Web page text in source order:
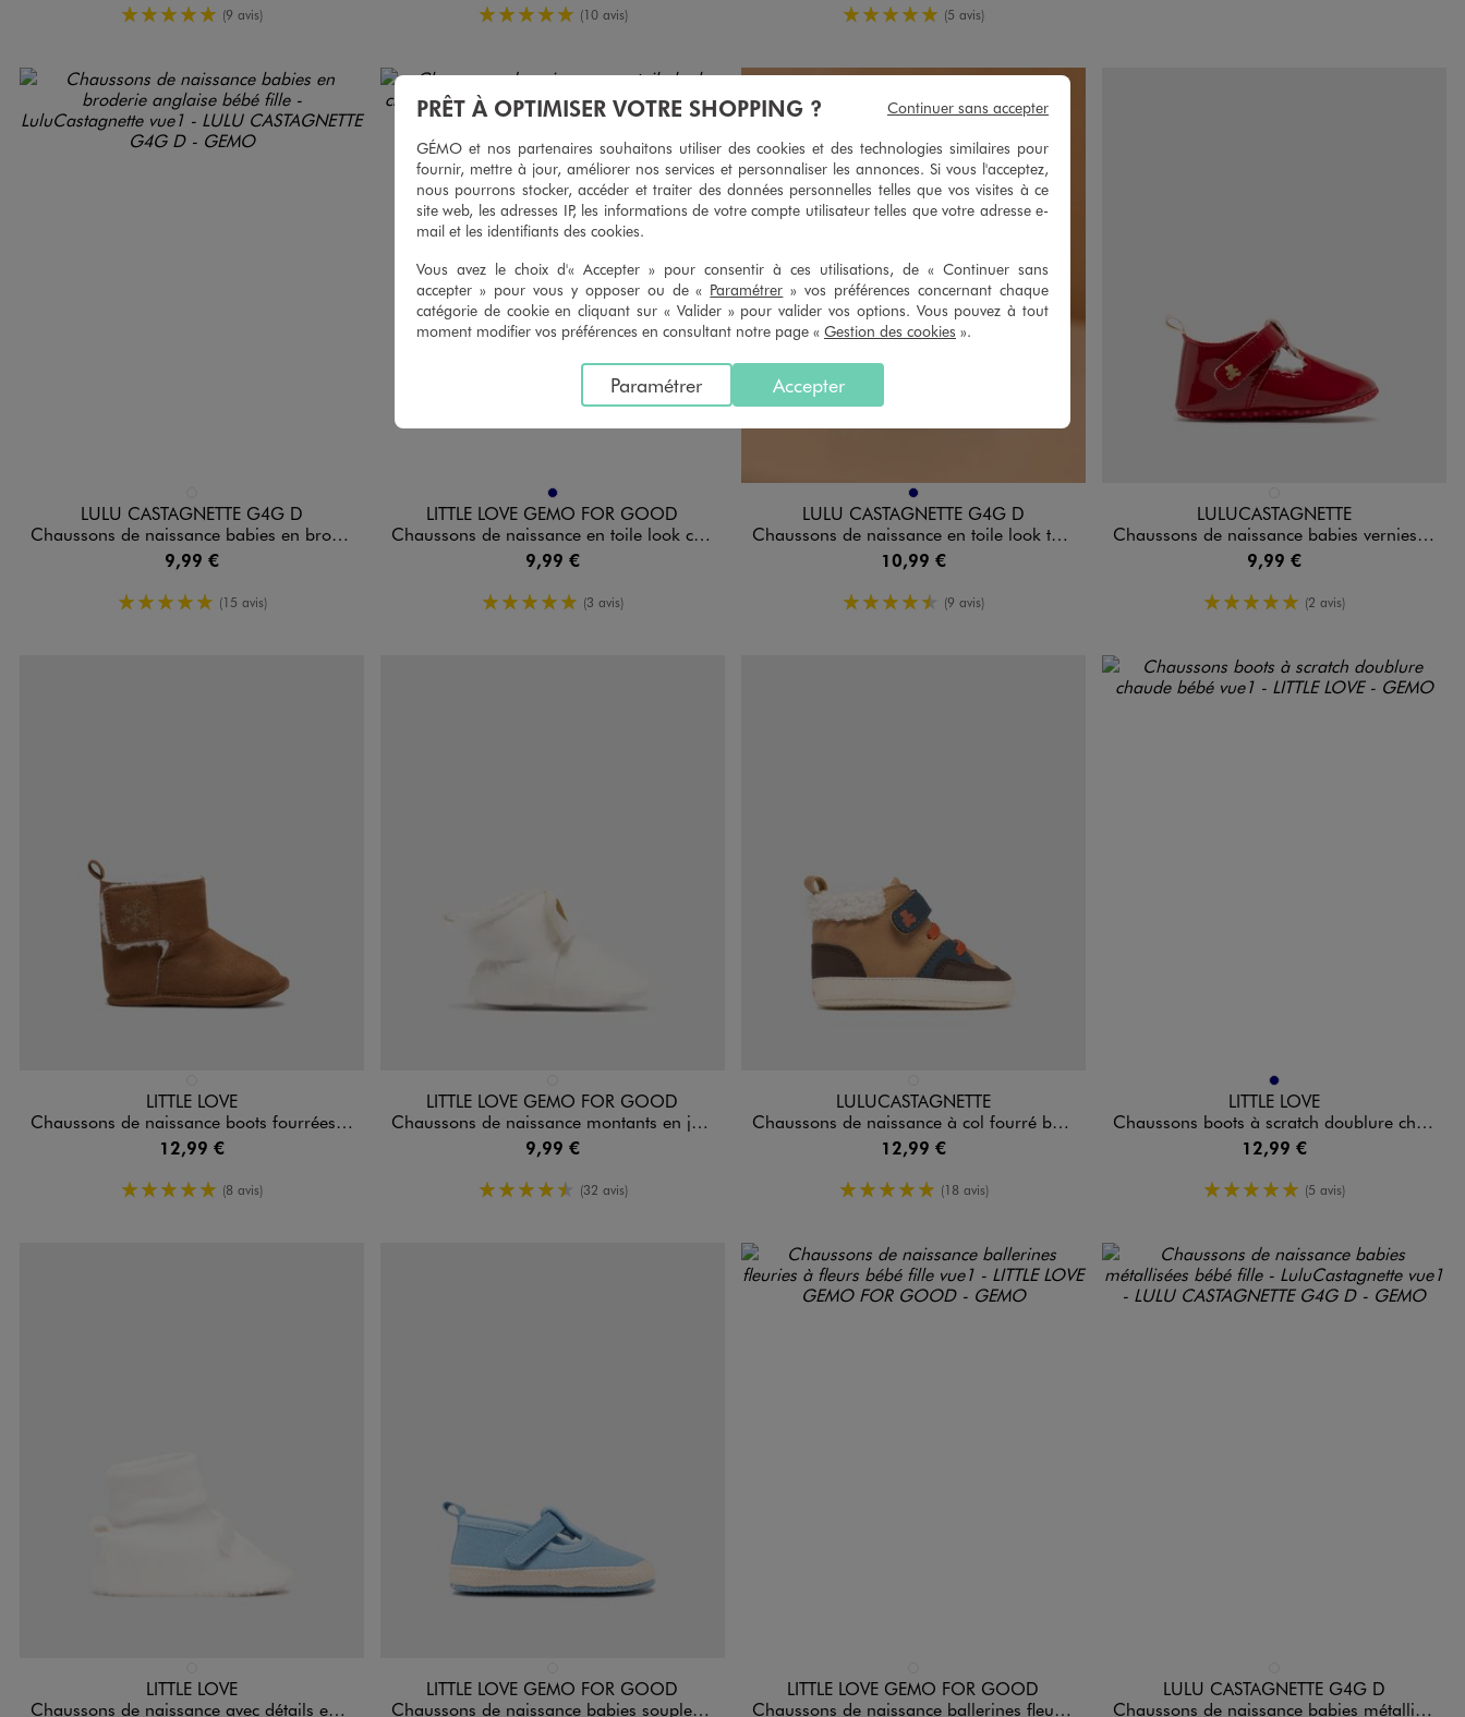
5/5 de moyenne
(9 avis)
5/5 de moyenne
(10 avis)
5/5 de moyenne
(5 avis)
LULU CASTAGNETTE G4G D
Chaussons de naissance babies en broderie anglaise bébé fille - LuluCastagnette
9,99 €
5/5 de moyenne
(15 avis)
Disponible en 1 colorisMARINE
LITTLE LOVE GEMO FOR GOOD
Chaussons de naissance en toile look chaussures bateau bébé
9,99 €
5/5 de moyenne
(3 avis)
Disponible en 1 colorisMARINE
LULU CASTAGNETTE G4G D
Chaussons de naissance en toile look tennis bébé - LuluCastagnette
10,99 €
4.5/5 de moyenne
(9 avis)
LULUCASTAGNETTE
Chaussons de naissance babies vernies bébé fille - LuluCastagnette
9,99 €
5/5 de moyenne
(2 avis)
LITTLE LOVE
Chaussons de naissance boots fourrées à scratch
12,99 €
5/5 de moyenne
(8 avis)
LITTLE LOVE GEMO FOR GOOD
Chaussons de naissance montants en jersey à scratch bébé fille
9,99 €
4.5/5 de moyenne
(32 avis)
LULUCASTAGNETTE
Chaussons de naissance à col fourré bébé fille - LuluCastagnette
12,99 €
5/5 de moyenne
(18 avis)
Disponible en 1 colorisMARINE
LITTLE LOVE
Chaussons boots à scratch doublure chaude bébé
12,99 €
5/5 de moyenne
(5 avis)
LITTLE LOVE
Chaussons de naissance avec détails en relief bébé fille
LITTLE LOVE GEMO FOR GOOD
Chaussons de naissance babies souples à scratch
LITTLE LOVE GEMO FOR GOOD
Chaussons de naissance ballerines fleuries à fleurs bébé fille
LULU CASTAGNETTE G4G D
Chaussons de naissance babies métallisées bébé fille - LuluCastagnette
PRÊT À OPTIMISER VOTRE SHOPPING ?
GÉMO et nos partenaires souhaitons utiliser des cookies et des technologies similaires pour
fournir, mettre à jour, améliorer nos services et personnaliser les annonces. Si vous l'acceptez,
nous pourrons stocker, accéder et traiter des données personnelles telles que vos visites à ce
site web, les adresses IP, les informations de votre compte utilisateur telles que votre adresse e-
mail et les identifiants des cookies.
Vous avez le choix d'« Accepter » pour consentir à ces utilisations, de « Continuer sans
accepter » pour vous y opposer ou de « Paramétrer » vos préférences concernant chaque
catégorie de cookie en cliquant sur « Valider » pour valider vos options. Vous pouvez à tout
moment modifier vos préférences en consultant notre page « Gestion des cookies ».
Accepter
Paramétrer
Continuer sans accepter